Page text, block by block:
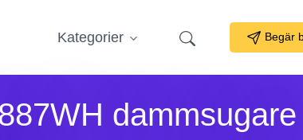
Kategorier Begär
dammsugare